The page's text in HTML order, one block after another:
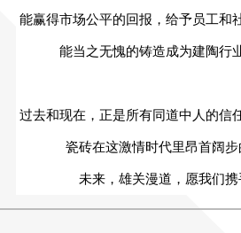
能赢得市场公平的回报，给予员工和
能当之无愧的铸造成为建陶行
过去和现在，正是所有同道中人的信
瓷砖在这激情时代里昂首阔步
未来，雄关漫道，愿我们携